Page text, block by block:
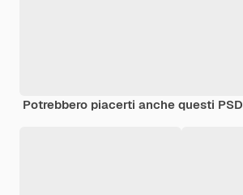
Potrebbero piacerti anche questi PSD